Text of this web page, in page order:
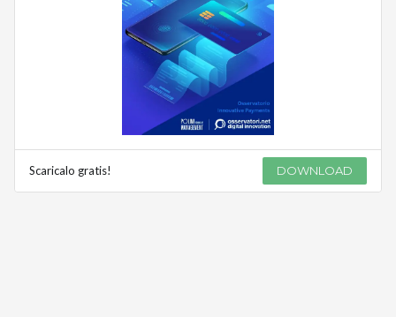
Scaricalo gratis! DOWNLOAD